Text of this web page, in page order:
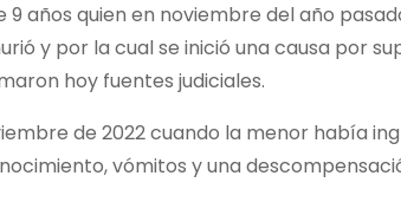
9 años quien en noviembre del año
y por la cual se inició una causa por
hoy fuentes judiciales.
de 2022 cuando la menor había
vómitos y una